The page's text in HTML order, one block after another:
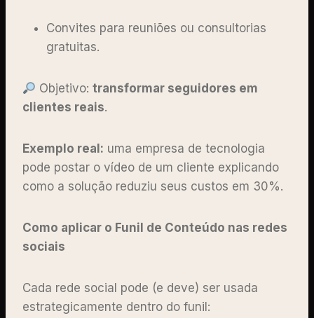
Convites para reuniões ou consultorias
gratuitas.
Objetivo:transformar seguidores em
clientes reais.
Exemplo real: uma empresa de tecnologia
pode postar o vídeo de um cliente explicando
como a solução reduziu seus custos em 30%.
Como aplicar o Funil de Conteúdo nas redes
sociais
Cada rede social pode (e deve) ser usada
estrategicamente dentro do funil: